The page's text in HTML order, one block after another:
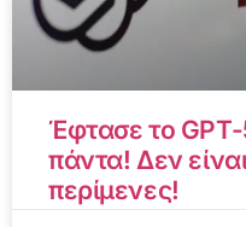
Έφτασε το GPT-
πάντα! Δεν
περίμενες!